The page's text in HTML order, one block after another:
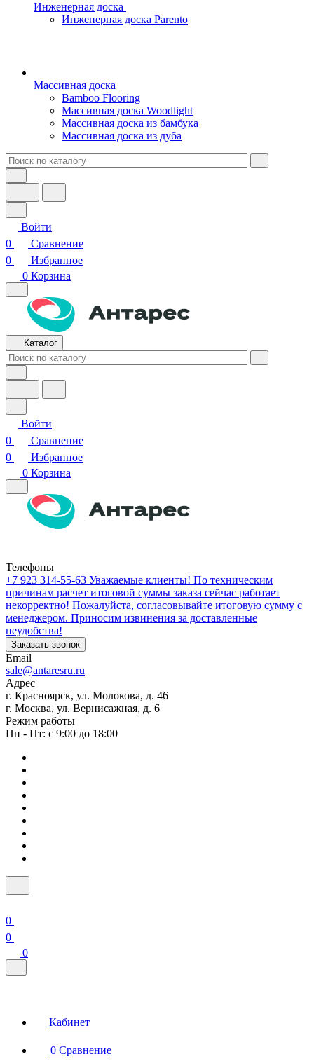
Инженерная доска
Инженерная доска Parento
Массивная доска
Bamboo Flooring
Массивная доска Woodlight
Массивная доска из бамбука
Массивная доска из дуба
Войти
0
Сравнение
0
Избранное
0 Корзина
Каталог
Войти
0
Сравнение
0
Избранное
0 Корзина
Телефоны
+7 923 314-55-63 Уважаемые клиенты! По техническим
причинам расчет итоговой суммы заказа сейчас работает
некорректно! Пожалуйста, согласовывайте итоговую сумму с
менеджером. Приносим извинения за доставленные
неудобства!
Заказать звонок
Email
sale@antaresru.ru
Адрес
г. Красноярск, ул. Молокова, д. 46
г. Москва, ул. Вернисажная, д. 6
Режим работы
Пн - Пт: с 9:00 до 18:00
0
0
0
Кабинет
0 Сравнение